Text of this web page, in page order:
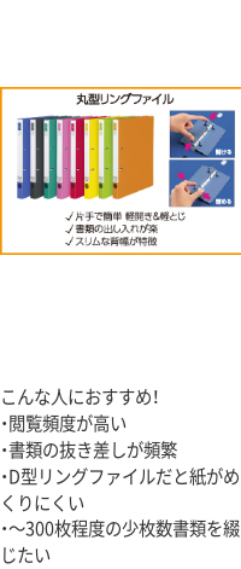
こんな人におすすめ！
・閲覧頻度が高い
・書類の抜き差しが頻繁
・D型リングファイルだと紙がめ
くりにくい
・～300枚程度の少枚数書類を綴
じたい